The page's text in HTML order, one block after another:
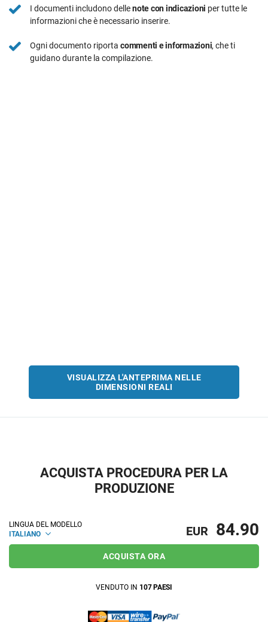
I documenti includono dellenote con indicazioni per tutte le
informazioni che è necessario inserire.
Ogni documento riporta commenti e informazioni, che ti
guidano durante la compilazione.
VISUALIZZA L'ANTEPRIMA NELLE
DIMENSIONI REALI
ACQUISTA PROCEDURA PER LA
PRODUZIONE
LINGUA DEL MODELLO
ITALIANO
EUR 84.90
ACQUISTA ORA
VENDUTO IN 107 PAESI